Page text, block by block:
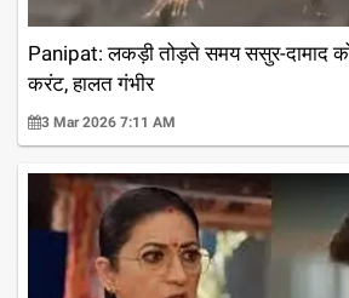
Panipat: लकड़ी तोड़ते समय ससुर-दामाद
करंट, हालत गंभीर
3 Mar 2026 7:11 AM